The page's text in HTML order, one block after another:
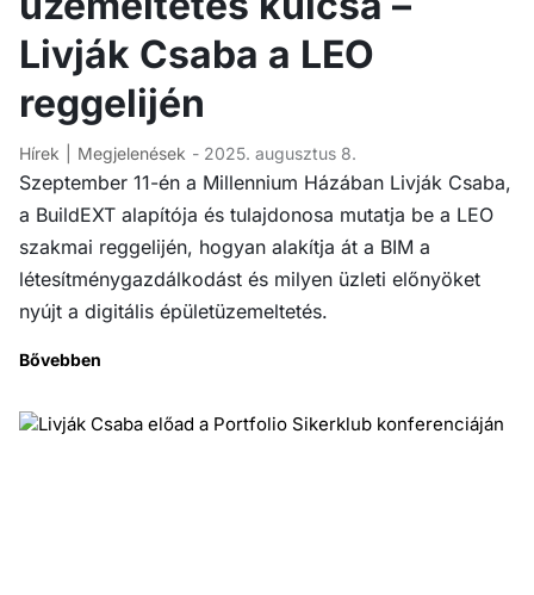
Livják Csaba a LEO
reggelijén
Hírek Megjelenések - 2025. augusztus 8.
Szeptember 11-én a Millennium Házában Livják Csaba,
a BuildEXT alapítója és tulajdonosa mutatja be a LEO
szakmai reggelijén, hogyan alakítja át a BIM a
létesítménygazdálkodást és milyen üzleti előnyöket
nyújt a digitális épületüzemeltetés.
Bővebben